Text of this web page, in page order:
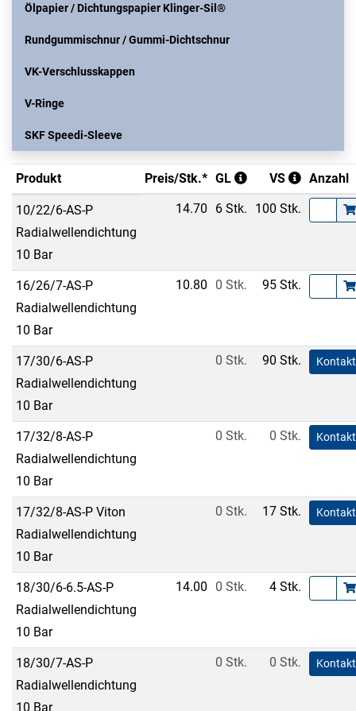
Ölpapier / Dichtungspapier Klinger-Sil®
Rundgummischnur / Gummi-Dichtschnur
VK-Verschlusskappen
V-Ringe
SKF Speedi-Sleeve
Produkt Preis/Stk.* GL VS Anzahl
10/22/6-AS-P
Radialwellendichtung
10 Bar
14.70 6 Stk. 100 Stk.
16/26/7-AS-P
Radialwellendichtung
10 Bar
10.80 0 Stk. 95 Stk.
17/30/6-AS-P
Radialwellendichtung
10 Bar
0 Stk. 90 Stk. Kontakt
17/32/8-AS-P
Radialwellendichtung
10 Bar
0 Stk. 0 Stk. Kontakt
17/32/8-AS-P Viton
Radialwellendichtung
10 Bar
0 Stk. 17 Stk. Kontakt
18/30/6-6.5-AS-P
Radialwellendichtung
10 Bar
14.00 0 Stk. 4 Stk.
18/30/7-AS-P
Radialwellendichtung
10 Bar
0 Stk. 0 Stk. Kontakt